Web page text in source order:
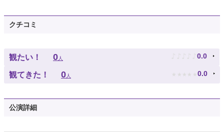
クチコミ
観たい！ 0人 ♪ ♪ ♪ ♪ ♪ 0.0
観てきた！ 0人 ★ ★ ★ ★ ★ 0.0
公演詳細